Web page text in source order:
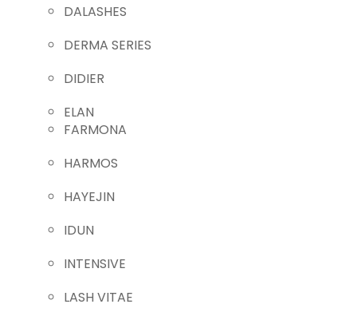
DALASHES
DERMA SERIES
DIDIER
ELAN
FARMONA
HARMOS
HAYEJIN
IDUN
INTENSIVE
LASH VITAE
Įvertinimas
įvertinimų:)